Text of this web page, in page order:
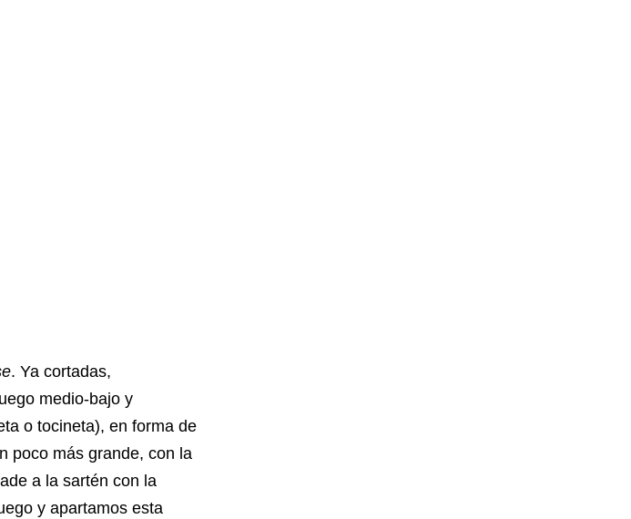
. Ya cortadas,
medio-bajo y
o tocineta), en forma de
poco más grande, con la
a la sartén con la
y apartamos esta